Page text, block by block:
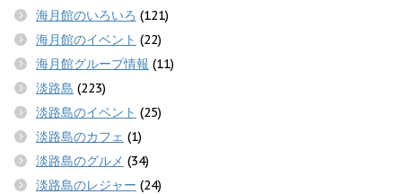
海月館のいろいろ (121)
海月館のイベント (22)
海月館グループ情報 (11)
淡路島 (223)
淡路島のイベント (25)
淡路島のカフェ (1)
淡路島のグルメ (34)
淡路島のレジャー (24)